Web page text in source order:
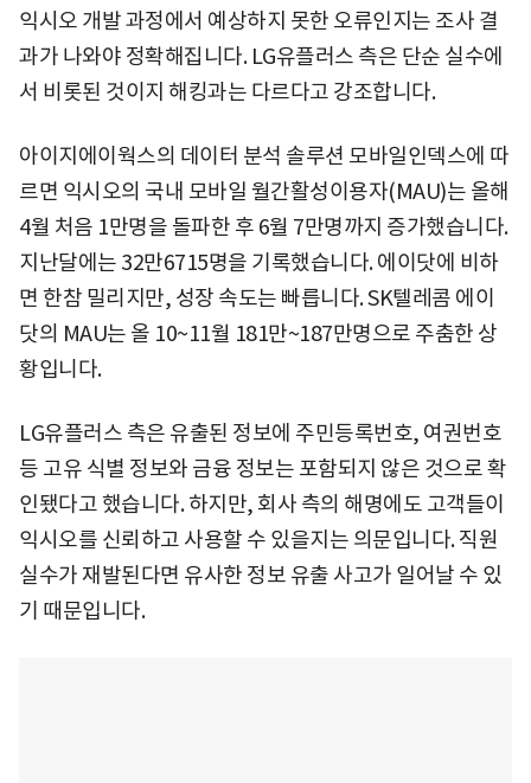
익시오 개발 과정에서 예상하지 못한 오류인지는 조사 결
과가 나와야 정확해집니다. LG유플러스 측은 단순 실수에
서 비롯된 것이지 해킹과는 다르다고 강조합니다.
아이지에이웍스의 데이터 분석 솔루션 모바일인덱스에 따
르면 익시오의 국내 모바일 월간활성이용자(MAU)는 올해
4월 처음 1만명을 돌파한 후 6월 7만명까지 증가했습니다.
지난달에는 32만6715명을 기록했습니다. 에이닷에 비하
면 한참 밀리지만, 성장 속도는 빠릅니다. SK텔레콤 에이
닷의 MAU는 올 10~11월 181만~187만명으로 주춤한 상
황입니다.
LG유플러스 측은 유출된 정보에 주민등록번호, 여권번호
등 고유 식별 정보와 금융 정보는 포함되지 않은 것으로 확
인됐다고 했습니다. 하지만, 회사 측의 해명에도 고객들이
익시오를 신뢰하고 사용할 수 있을지는 의문입니다. 직원
실수가 재발된다면 유사한 정보 유출 사고가 일어날 수 있
기 때문입니다.